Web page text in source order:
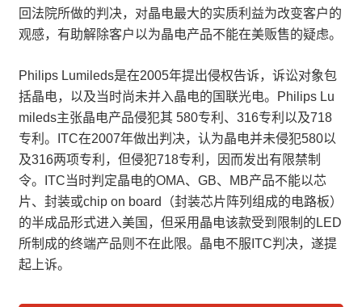
回法院所做的判决，对晶电最大的实质利益为改变客户的
观感，有助解除客户以为晶电产品不能在美贩售的疑虑。
Philips Lumileds是在2005年提出侵权告诉，诉讼对象包
括晶电，以及当时尚未并入晶电的国联光电。Philips Lu
mileds主张晶电产品侵犯其 580专利、316专利以及718
专利。ITC在2007年做出判决，认为晶电并未侵犯580以
及316两项专利，但侵犯718专利，因而发出有限禁制
令。ITC当时判定晶电的OMA、GB、MB产品不能以芯
片、封装或chip on board（封装芯片阵列组成的电路板）
的半成品形式进入美国，但采用晶电该款受到限制的LED
所制成的终端产品则不在此限。晶电不服ITC判决，遂提
起上诉。